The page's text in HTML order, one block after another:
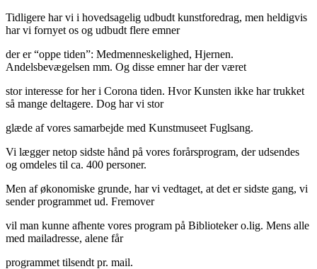
Tidligere har vi i hovedsagelig udbudt kunstforedrag, men heldigvis
har vi fornyet os og udbudt flere emner
der er “oppe tiden”: Medmenneskelighed, Hjernen.
Andelsbevægelsen mm. Og disse emner har der været
stor interesse for her i Corona tiden. Hvor Kunsten ikke har trukket
så mange deltagere. Dog har vi stor
glæde af vores samarbejde med Kunstmuseet Fuglsang.
Vi lægger netop sidste hånd på vores forårsprogram, der udsendes
og omdeles til ca. 400 personer.
Men af økonomiske grunde, har vi vedtaget, at det er sidste gang, vi
sender programmet ud. Fremover
vil man kunne afhente vores program på Biblioteker o.lig. Mens alle
med mailadresse, alene får
programmet tilsendt pr. mail.